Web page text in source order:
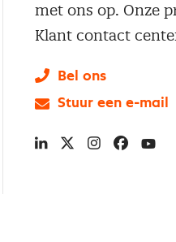
met ons op. Onze
Klant contact
Bel ons
Stuur een e-mail
LinkedIn
X Instagram
Facebook